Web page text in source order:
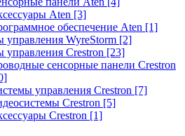
Aten [3]
обеспечение Aten [1]
управления WyreStorm [2]
управления Crestron [23]
сенсорные панели Crestron
управления Crestron [7]
Crestron [5]
Crestron [1]